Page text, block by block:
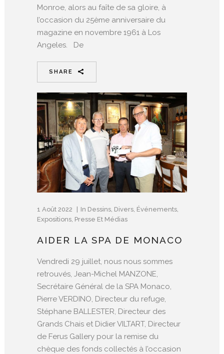
Monroe, alors au faîte de sa gloire, à
l’occasion du 25ème anniversaire du
magazine en novembre 1961 à Los
Angeles. De
SHARE
1 Août 2022 In Dessins Divers Événements
Expositions Presse Et Médias
AIDER LA SPA DE MONACO
Vendredi 29 juillet, nous nous sommes
retrouvés, Jean-Michel MANZONE,
Secrétaire Général de la SPA Monaco,
Pierre VERDINO, Directeur du refuge,
Stéphane BALLESTER, Directeur des
Grands Chais et Didier VILTART, Directeur
de Ferus Gallery pour la remise du
chèque des fonds collectés à l’occasion